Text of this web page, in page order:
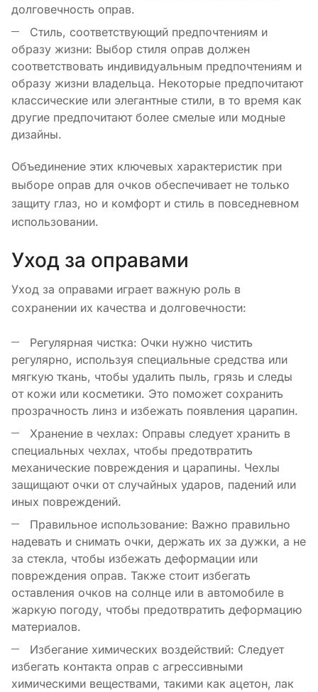
долговечность оправ.
Стиль, соответствующий предпочтениям и
образу жизни: Выбор стиля оправ должен
соответствовать индивидуальным предпочтениям и
образу жизни владельца. Некоторые предпочитают
классические или элегантные стили, в то время как
другие предпочитают более смелые или модные
дизайны.
Объединение этих ключевых характеристик при
выборе оправ для очков обеспечивает не только
защиту глаз, но и комфорт и стиль в повседневном
использовании.
Уход за оправами
Уход за оправами играет важную роль в
сохранении их качества и долговечности:
Регулярная чистка: Очки нужно чистить
регулярно, используя специальные средства или
мягкую ткань, чтобы удалить пыль, грязь и следы
от кожи или косметики. Это поможет сохранить
прозрачность линз и избежать появления царапин.
Хранение в чехлах: Оправы следует хранить в
специальных чехлах, чтобы предотвратить
механические повреждения и царапины. Чехлы
защищают очки от случайных ударов, падений или
иных повреждений.
Правильное использование: Важно правильно
надевать и снимать очки, держать их за дужки, а не
за стекла, чтобы избежать деформации или
повреждения оправ. Также стоит избегать
оставления очков на солнце или в автомобиле в
жаркую погоду, чтобы предотвратить деформацию
материалов.
Избегание химических воздействий: Следует
избегать контакта оправ с агрессивными
химическими веществами, такими как ацетон, лак